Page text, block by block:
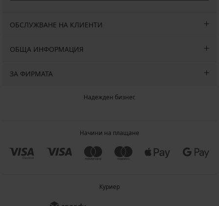
ОБСЛУЖВАНЕ НА КЛИЕНТИ
ОБЩА ИНФОРМАЦИЯ
ЗА ФИРМАТА
Надежден бизнес
Начини на плащане
Куриер